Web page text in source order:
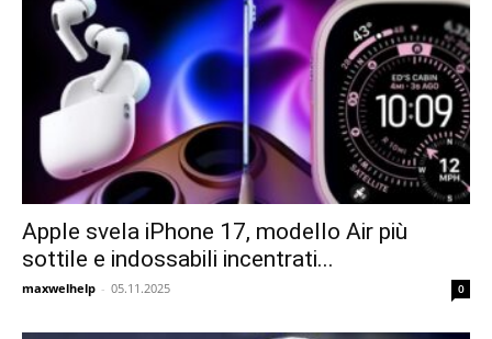
Apple svela iPhone 17, modello Air più
sottile e indossabili incentrati...
maxwelhelp - 05.11.2025 0